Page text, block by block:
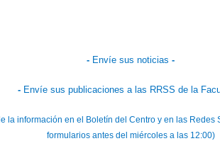
- Envíe sus noticias -
- Envíe sus publicaciones a las RRSS de la
la información en el Boletín del Centro y en las Redes
formularios antes del miércoles a las 12:00)